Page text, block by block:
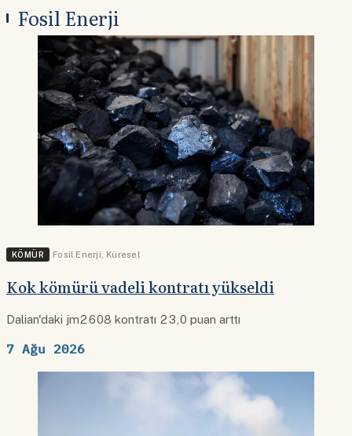
Fosil Enerji
KÖMÜR Fosil Enerji Küresel
Kok kömürü vadeli kontratı yükseldi
Dalian'daki jm2608 kontratı 23,0 puan arttı
7 Ağu 2026